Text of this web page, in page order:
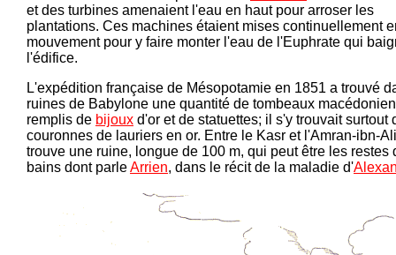
et des turbines amenaient l'eau en haut pour arroser les
plantations. Ces machines étaient mises continuellement
mouvement pour y faire monter l'eau de l'Euphrate qui
l'édifice.
L'expédition française de Mésopotamie en 1851 a trouvé
ruines de Babylone une quantité de tombeaux
remplis de bijoux d'or et de statuettes; il s'y trouvait surtout
couronnes de lauriers en or. Entre le Kasr et l'Amran-ibn-
trouve une ruine, longue de 100 m, qui peut être les restes
bains dont parleArrien, dans le récit de la maladie d'